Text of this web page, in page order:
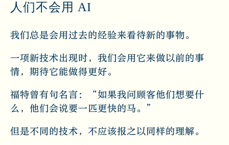
人们不会用 AI
我们总是会用过去的经验来看待新的事物。
一项新技术出现时，我们会用它来做以前的事
情，期待它能做得更好。
福特曾有句名言：“如果我问顾客他们想要什
么，他们会说要一匹更快的马。”
但是不同的技术，不应该报之以同样的理解。